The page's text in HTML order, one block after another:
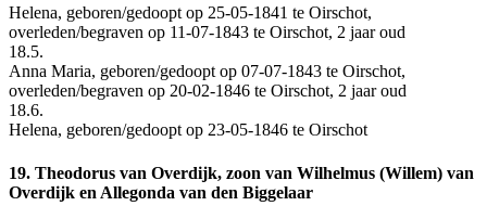
Helena, geboren/gedoopt op 25-05-1841 te Oirschot,
overleden/begraven op 11-07-1843 te Oirschot, 2 jaar oud
18.5.
Anna Maria, geboren/gedoopt op 07-07-1843 te Oirschot,
overleden/begraven op 20-02-1846 te Oirschot, 2 jaar oud
18.6.
Helena, geboren/gedoopt op 23-05-1846 te Oirschot
19. Theodorus van Overdijk, zoon van Wilhelmus (Willem) van
Overdijk en Allegonda van den Biggelaar